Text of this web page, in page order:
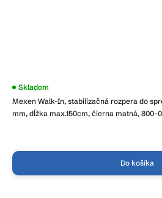
Mexen Walk-In, stabilizačná rozpera do
mm, dĺžka max.150cm, čierna matná, 800-
Priemerné
produktu
je
Skladom
Do košíka